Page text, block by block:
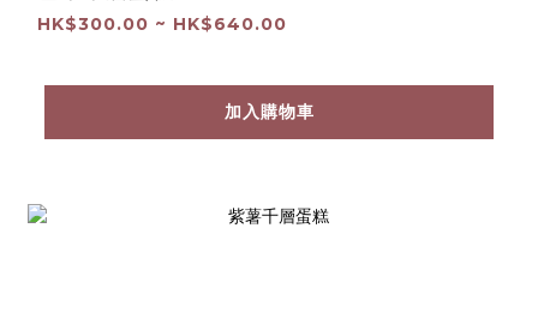
HK$300.00 ~ HK$640.00
加入購物車